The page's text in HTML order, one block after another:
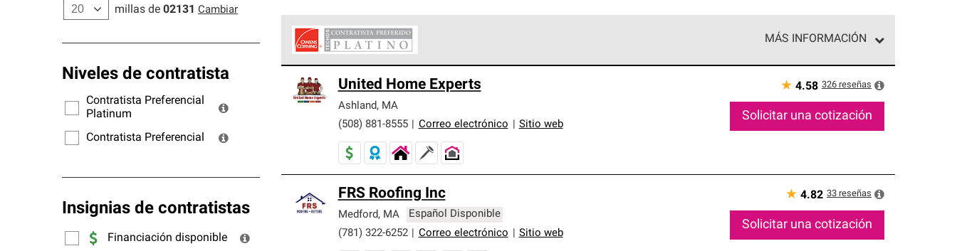
millas de 02131 Cambiar
Niveles de contratista
Contratista Preferencial
Platinum
Contratista Preferencial
Insignias de contratistas
Financiación disponible
MÁS INFORMACIÓN
cumplen con estándares estrictos de profesionalismo, confiabilidad y destreza incomparable. Solo ellos pueden
ofrecer nuestra mejor garantía de sistemas de techos.
United Home Experts
Ashland , MA
(508) 881-8555
Correo electrónico Sitio web
★ 4.58 326 reseñas
Solicitar una cotización
FRS Roofing Inc
Medford , MA
Español Disponible
(781) 322-6252
Correo electrónico Sitio web
★ 4.82 33 reseñas
Solicitar una cotización